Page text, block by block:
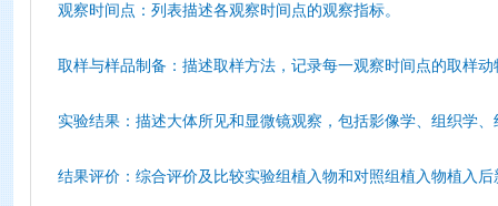
观察时间点：列表描述各观察时间点的观察指标。
取样与样品制备：描述取样方法，记录每一观察时间点的取样
实验结果：描述大体所见和显微镜观察，包括影像学、组织学
结果评价：综合评价及比较实验组植入物和对照组植入物植入